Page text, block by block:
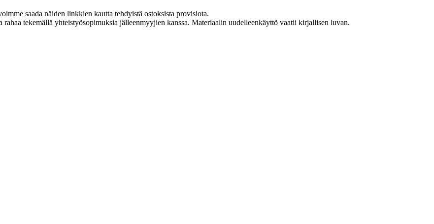
saada näiden linkkien kautta tehdyistä ostoksista provisiota.
tekemällä yhteistyösopimuksia jälleenmyyjien kanssa. Materiaalin uudelleenkäyttö vaatii kirjallisen luvan.